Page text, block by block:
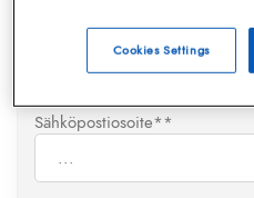
Puhelinnumero*
Sähköpostiosoite**
Cookies Settings